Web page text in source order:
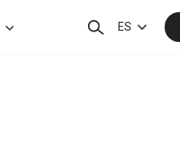
BuscarES